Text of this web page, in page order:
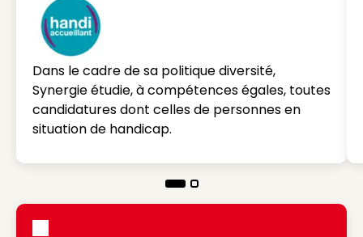
Dans le cadre de sa politique diversité,
Synergie étudie, à compétences égales, toutes
candidatures dont celles de personnes en
situation de handicap.